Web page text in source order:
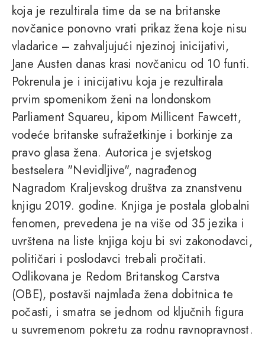
koja je rezultirala time da se na britanske
novčanice ponovno vrati prikaz žena koje nisu
vladarice – zahvaljujući njezinoj inicijativi,
Jane Austen danas krasi novčanicu od 10 funti.
Pokrenula je i inicijativu koja je rezultirala
prvim spomenikom ženi na londonskom
Parliament Squareu, kipom Millicent Fawcett,
vodeće britanske sufražetkinje i borkinje za
pravo glasa žena. Autorica je svjetskog
bestselera "Nevidljive", nagrađenog
Nagradom Kraljevskog društva za znanstvenu
knjigu 2019. godine. Knjiga je postala globalni
fenomen, prevedena je na više od 35 jezika i
uvrštena na liste knjiga koju bi svi zakonodavci,
političari i poslodavci trebali pročitati.
Odlikovana je Redom Britanskog Carstva
(OBE), postavši najmlađa žena dobitnica te
počasti, i smatra se jednom od ključnih figura
u suvremenom pokretu za rodnu ravnopravnost.